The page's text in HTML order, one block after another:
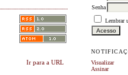
Senha
Lembrar
Visualizar
Assinar
Ir para a URL